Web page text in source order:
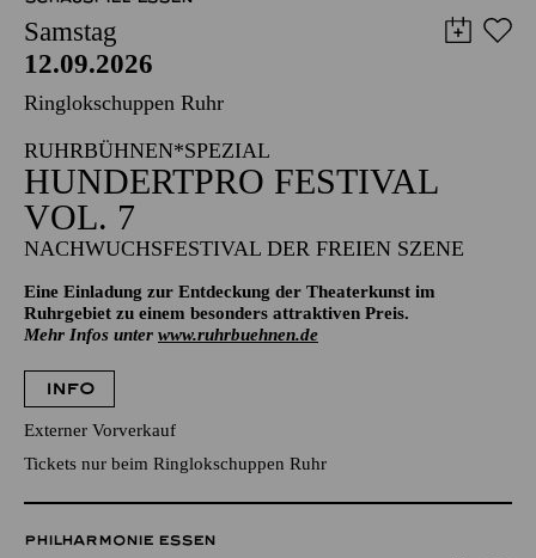
Samstag
12.09.2026
Ringlokschuppen Ruhr
RUHRBÜHNEN*SPEZIAL
HUNDERTPRO FESTIVAL
VOL. 7
NACHWUCHSFESTIVAL DER FREIEN SZENE
Eine Einladung zur Entdeckung der Theaterkunst im
Ruhrgebiet zu einem besonders attraktiven Preis.
Mehr Infos unter www.ruhrbuehnen.de
INFO
Externer Vorverkauf
Tickets nur beim Ringlokschuppen Ruhr
PHILHARMONIE ESSEN